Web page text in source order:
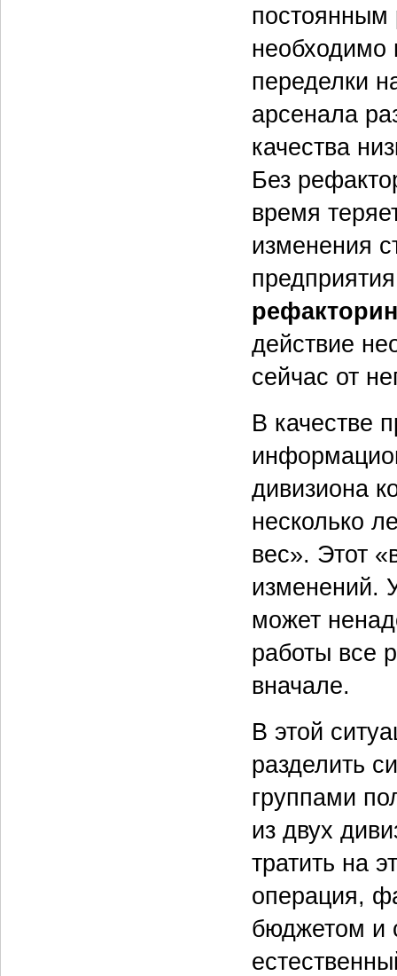
постоянным
необходимо
переделки
арсенала
качества
Без
время
изменения
действие
сейчас от
В качестве
дивизиона
несколько
вес». Этот
изменений.
может
работы все
вначале.
В этой
разделить
группами
из двух
тратить на
операция,
бюджетом и